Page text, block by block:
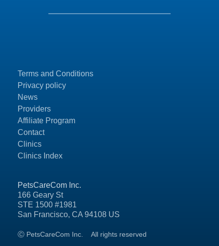
PetsCareCom Inc.
166 Geary St
STE 1500 #1981
San Francisco, CA 94108 US
Ⓒ PetsCareCom Inc. All rights reserved
Terms and Conditions
Privacy policy
News
Providers
Affiliate Program
Contact
Clinics
Clinics Index